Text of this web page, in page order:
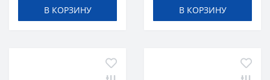
В КОРЗИНУ В КОРЗИНУ